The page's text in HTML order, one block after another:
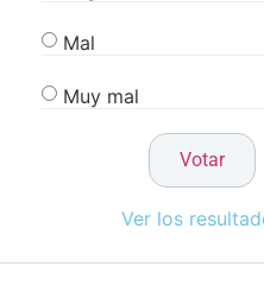
Mal
Muy mal
Ver los